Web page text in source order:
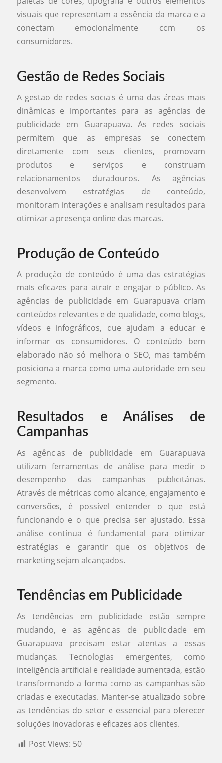
visuais que representam a essência da marca e a
conectam emocionalmente com os
consumidores.
Gestão de Redes Sociais
A gestão de redes sociais é uma das áreas mais
dinâmicas e importantes para as agências de
publicidade em Guarapuava. As redes sociais
permitem que as empresas se conectem
diretamente com seus clientes, promovam
produtos e serviços e construam
relacionamentos duradouros. As agências
desenvolvem estratégias de conteúdo,
monitoram interações e analisam resultados para
otimizar a presença online das marcas.
Produção de Conteúdo
A produção de conteúdo é uma das estratégias
mais eficazes para atrair e engajar o público. As
agências de publicidade em Guarapuava criam
conteúdos relevantes e de qualidade, como blogs,
vídeos e infográficos, que ajudam a educar e
informar os consumidores. O conteúdo bem
elaborado não só melhora o SEO, mas também
posiciona a marca como uma autoridade em seu
segmento.
Resultados e Análises de
Campanhas
As agências de publicidade em Guarapuava
utilizam ferramentas de análise para medir o
desempenho das campanhas publicitárias.
Através de métricas como alcance, engajamento e
conversões, é possível entender o que está
funcionando e o que precisa ser ajustado. Essa
análise contínua é fundamental para otimizar
estratégias e garantir que os objetivos de
marketing sejam alcançados.
Tendências em Publicidade
As tendências em publicidade estão sempre
mudando, e as agências de publicidade em
Guarapuava precisam estar atentas a essas
mudanças. Tecnologias emergentes, como
inteligência artificial e realidade aumentada, estão
transformando a forma como as campanhas são
criadas e executadas. Manter-se atualizado sobre
as tendências do setor é essencial para oferecer
soluções inovadoras e eficazes aos clientes.
Post Views: 50